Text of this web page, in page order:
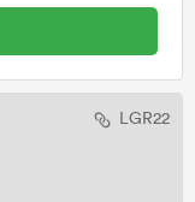
LGR22